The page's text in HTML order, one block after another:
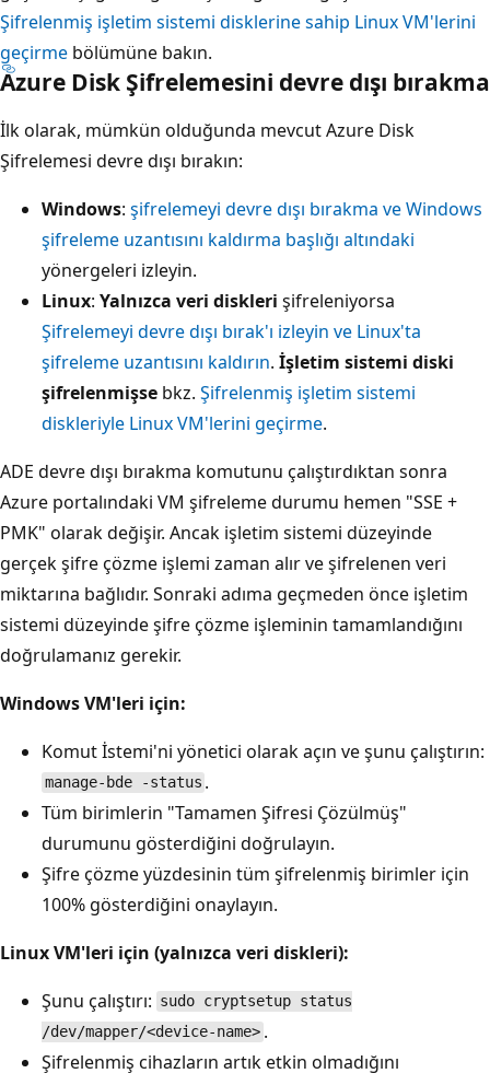
Şifrelenmiş işletim sistemi disklerine sahip Linux VM'lerini
geçirme bölümüne bakın.
Azure Disk Şifrelemesini devre dışı bırakma
İlk olarak, mümkün olduğunda mevcut Azure Disk
Şifrelemesi devre dışı bırakın:
Windows: şifrelemeyi devre dışı bırakma ve Windows
şifreleme uzantısını kaldırma başlığı altındaki
yönergeleri izleyin.
Linux: Yalnızca veri diskleri şifreleniyorsa
Şifrelemeyi devre dışı bırak'ı izleyin ve Linux'ta
şifreleme uzantısını kaldırın. İşletim sistemi diski
şifrelenmişse bkz. Şifrelenmiş işletim sistemi
diskleriyle Linux VM'lerini geçirme.
ADE devre dışı bırakma komutunu çalıştırdıktan sonra
Azure portalındaki VM şifreleme durumu hemen "SSE +
PMK" olarak değişir. Ancak işletim sistemi düzeyinde
gerçek şifre çözme işlemi zaman alır ve şifrelenen veri
miktarına bağlıdır. Sonraki adıma geçmeden önce işletim
sistemi düzeyinde şifre çözme işleminin tamamlandığını
doğrulamanız gerekir.
Windows VM'leri için:
Komut İstemi'ni yönetici olarak açın ve şunu çalıştırın:
manage-bde -status .
Tüm birimlerin "Tamamen Şifresi Çözülmüş"
durumunu gösterdiğini doğrulayın.
Şifre çözme yüzdesinin tüm şifrelenmiş birimler için
100% gösterdiğini onaylayın.
Linux VM'leri için (yalnızca veri diskleri):
Şunu çalıştırı: sudo cryptsetup status
/dev/mapper/<device-name> .
Şifrelenmiş cihazların artık etkin olmadığını